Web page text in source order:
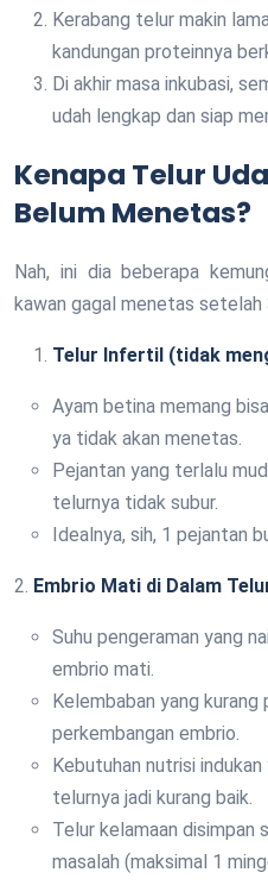
Kerabang telur makin lama makin rapuh karena
kandungan proteinnya
Di akhir masa inkubasi, semua organ tubuh anak ayam
udah lengkap dan siap
Kenapa Telur
Belum Menetas?
Nah, ini dia beberapa
kawan gagal menetas setelah
Telur Infertil (tidak
Ayam betina memang bisa bertelur tanpa pejantan, tapi
ya tidak akan menetas.
Pejantan yang terlalu muda atau tua juga bisa bikin
telurnya tidak subur.
Idealnya, sih, 1 pejantan
2. Embrio Mati di Dalam
Suhu pengeraman yang naik turun drastis bisa bikin
embrio mati.
Kelembaban yang kurang pas juga bisa mengganggu
perkembangan embrio.
Kebutuhan nutrisi indukan yang kurang, berkualitas
telurnya jadi kurang baik.
Telur kelamaan disimpan sebelum dierami juga bisa jadi
masalah (maksimal 1